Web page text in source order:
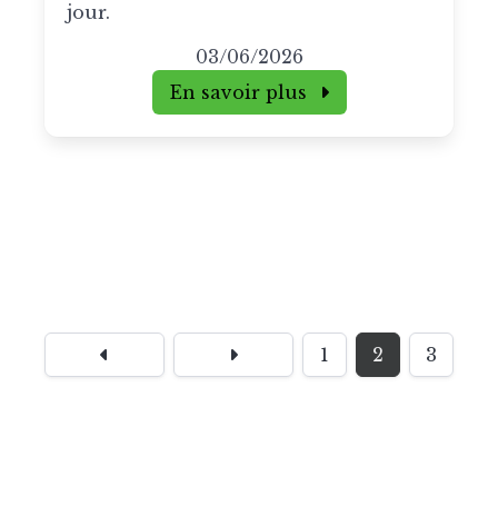
jour.
03/06/2026
En savoir plus
1 2 3